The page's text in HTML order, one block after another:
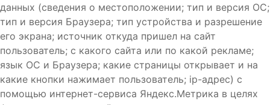
данных (сведения о местоположении; тип и версия ОС;
тип и версия Браузера; тип устройства и разрешение
его экрана; источник откуда пришел на сайт
пользователь; с какого сайта или по какой рекламе;
язык ОС и Браузера; какие страницы открывает и на
какие кнопки нажимает пользователь; ip-адрес) с
помощью интернет-сервиса Яндекс.Метрика в целях